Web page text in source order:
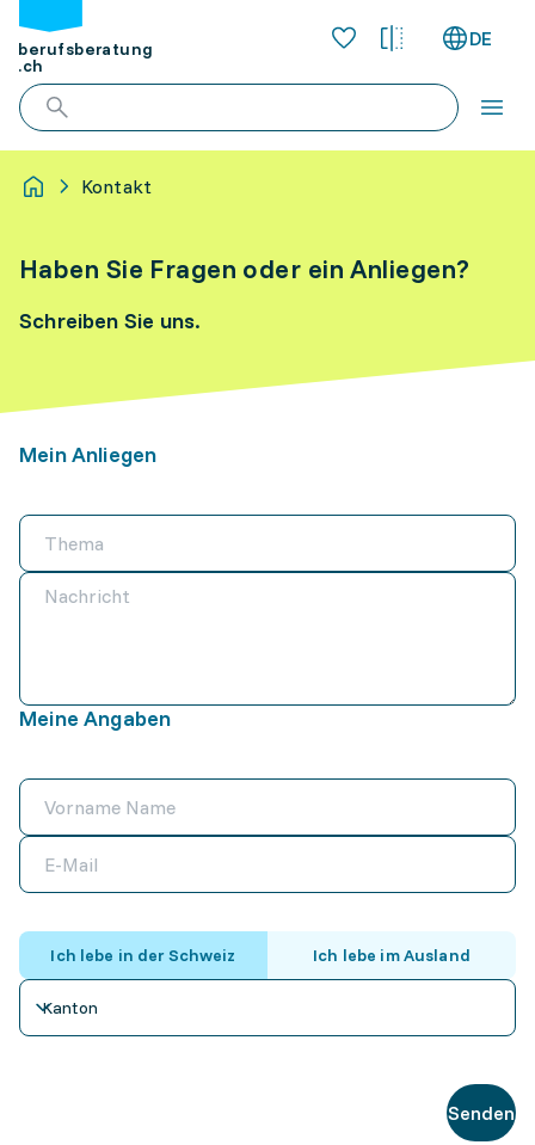
berufsberatung
.ch
DE
Kontakt
Haben Sie Fragen oder ein Anliegen?
Schreiben Sie uns.
Mein Anliegen
Meine Angaben
Ich lebe in der Schweiz Ich lebe im Ausland
Kanton
Senden